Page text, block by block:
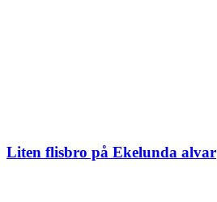
Liten flisbro på Ekelunda alvar